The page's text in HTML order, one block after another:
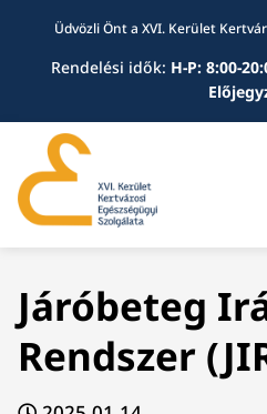
Üdvözli Önt a XVI. Kerület
Rendelési idők: H-P: 8:00-
Járóbeteg
Rendszer